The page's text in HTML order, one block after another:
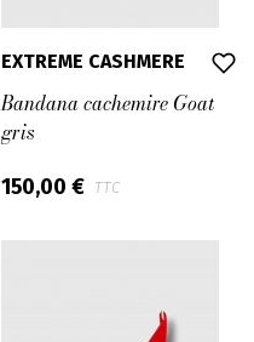
EXTREME CASHMERE
Bandana cachemire Goat
gris
150,00 € TTC